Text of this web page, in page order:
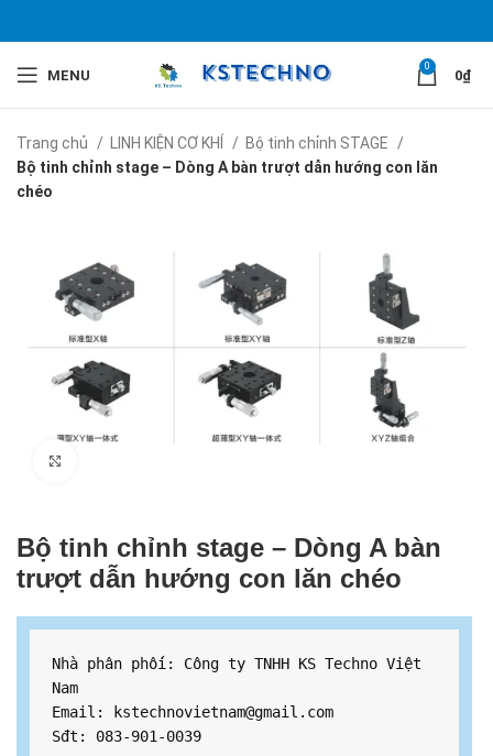
MENU
0
0₫
Trang chủ LINH KIỆN CƠ KHÍ
Bộ tinh chỉnh STAGE
Bộ tinh chỉnh stage – Dòng A bàn trượt dẫn hướng con lăn
chéo
Bộ tinh chỉnh stage – Dòng A bàn
trượt dẫn hướng con lăn chéo
Nhà phân phối: Công ty TNHH KS Techno Việt
Nam
Email: kstechnovietnam@gmail.com
Sđt: 083-901-0039